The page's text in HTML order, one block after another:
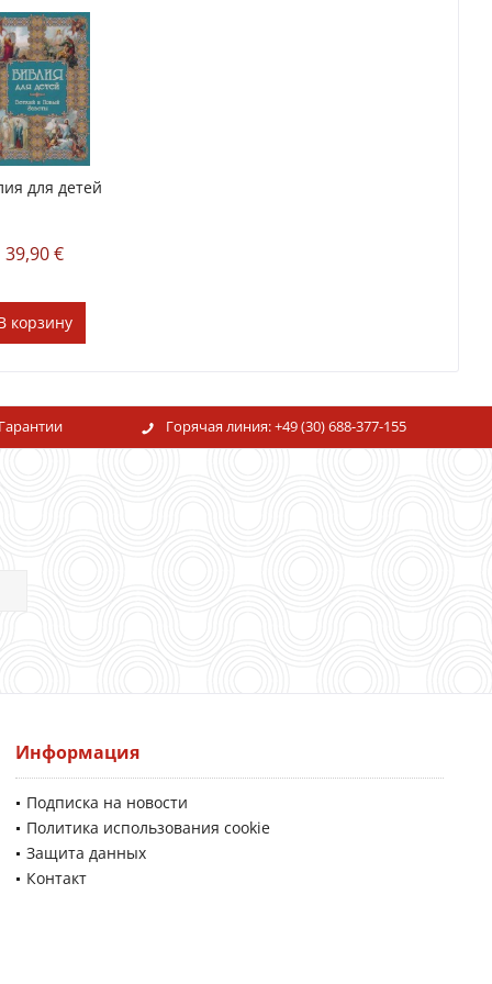
для детей
39,90 €
корзину
Горячая линия:+49 (30) 688-377-155
Информация
Подписка на новости
Политика использования cookie
Защита данных
Контакт